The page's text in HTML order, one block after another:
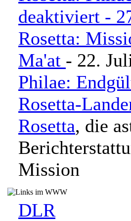
deaktiviert -
Rosetta:
Ma'at - 22.
Philae:
Rosetta-
Rosetta, die
Mission
DLR